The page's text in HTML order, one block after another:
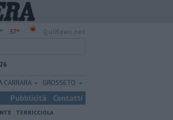
37°
CARRARA GROSSETO
Pubblicità Contatti
TERRICCIOLA